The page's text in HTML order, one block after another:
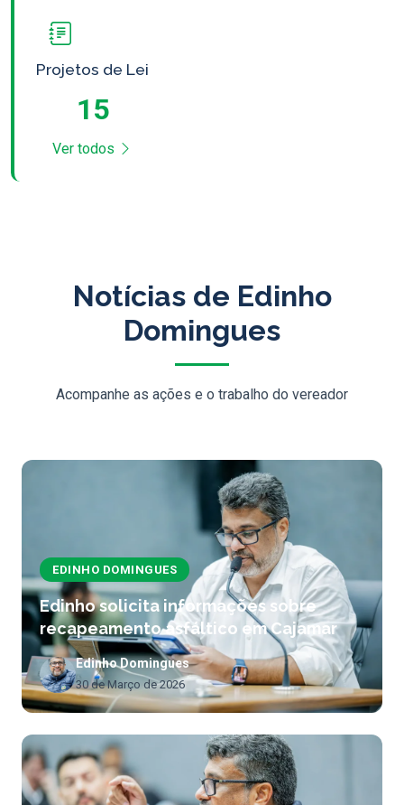
Projetos de Lei
15
Ver todos
Notícias de Edinho
Domingues
Acompanhe as ações e o trabalho do vereador
EDINHO DOMINGUES
Edinho solicita informações sobre
recapeamento asfáltico em Cajamar
Edinho Domingues
30 de Março de 2026